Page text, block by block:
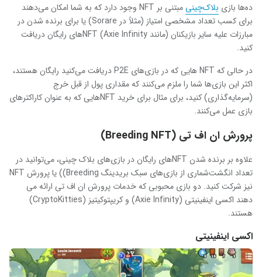
ده‌ها بازی بلاک‌چینی
مبتنی بر NFT وجود دارد که به شما امکان می‌دهند
برای کسب تعداد مشخصی امتیاز (مثلاً در Sorare) یا برای برنده شدن در
مبارزات علیه سایر بازیکنان (مانند Axie Infinity) NFT‌های رایگان دریافت
کنید.
در حالی که NFT هایی که در بازی‌های P2E دریافت می‌کنید رایگان هستند،
اکثر این بازی‌ها شما را ملزم می‌کنند که مقداری پول از قبل خرج
(سرمایه‌گذاری) کنید، برای مثال برای خرید NFT‌هایی که به عنوان کاراکترهای
بازی عمل می‌کنند.
پرورش ان اف تی (Breeding NFT)
علاوه بر برنده شدن NFTهای رایگان در بازی‌های بلاک چینی، می‌توانید در
تعداد انگشت‌شماری از بازی‌های سبک بریدینگ Breeding)) یا پرورش NFT
نیز شرکت کنید. دو بازی محبوبی که خدمات پرورش ان اف تی ارائه می
دهند اکسی اینفینیتی (Axie Infinity) و کریپتوکیتیز (CryptoKitties)
هستند.
اکسی اینفینیتی